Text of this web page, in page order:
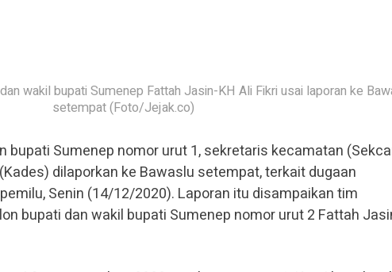
wakil bupati Sumenep Fattah Jasin-KH Ali Fikri usai laporan ke
setempat (Foto/Jejak.co)
bupati Sumenep nomor urut 1, sekretaris kecamatan
dilaporkan ke Bawaslu setempat, terkait dugaan
Senin (14/12/2020). Laporan itu disampaikan tim
bupati dan wakil bupati Sumenep nomor urut 2 Fattah